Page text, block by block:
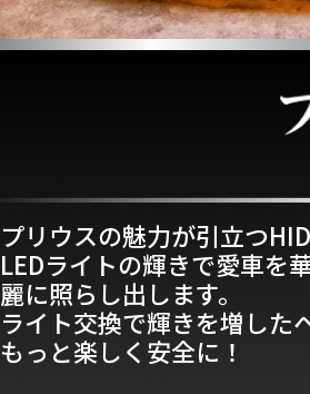
プリウスの魅力が引立つ
LEDライトの輝きで愛車を
麗に照らし出します。
ライト交換で輝きを増した
もっと楽しく安全に！